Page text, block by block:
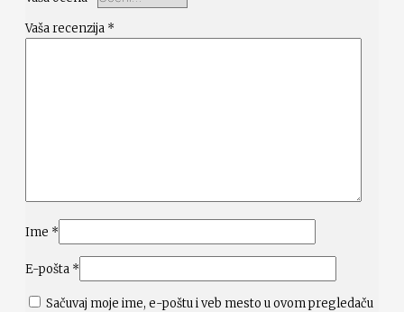
Vaša recenzija *
Ime *
E-pošta *
Sačuvaj moje ime, e-poštu i veb mesto u ovom pregledaču